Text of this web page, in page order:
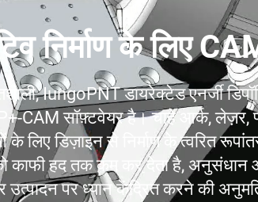
निर्माण के लिए
IungoPNT डायरेक्टेड एनर्जी
CAM सॉफ़्टवेयर है। चाहे आर्क, लेज़र,
लिए डिज़ाइन से निर्माण के त्वरित
काफी हद तक कम कर देता है,
पर ध्यान केंद्रित करने की